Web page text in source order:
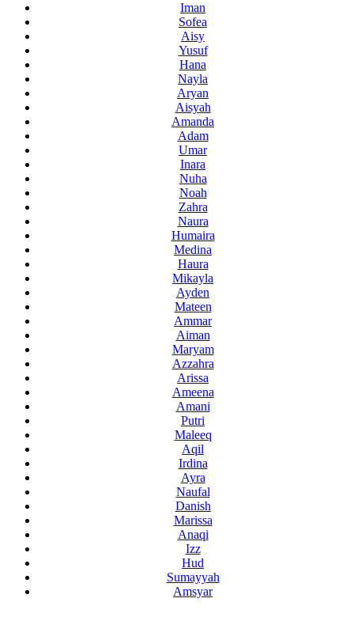
Iman
Sofea
Aisy
Yusuf
Hana
Nayla
Aryan
Aisyah
Amanda
Adam
Umar
Inara
Nuha
Noah
Zahra
Naura
Humaira
Medina
Haura
Mikayla
Ayden
Mateen
Ammar
Aiman
Maryam
Azzahra
Arissa
Ameena
Amani
Putri
Maleeq
Aqil
Irdina
Ayra
Naufal
Danish
Marissa
Anaqi
Izz
Hud
Sumayyah
Amsyar